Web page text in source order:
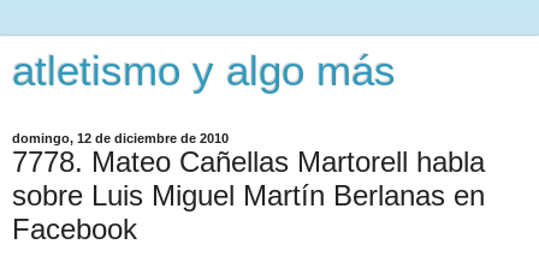
atletismo y algo más
domingo, 12 de diciembre de 2010
7778. Mateo Cañellas Martorell habla
sobre Luis Miguel Martín Berlanas en
Facebook